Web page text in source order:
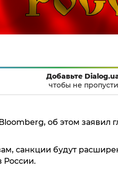
Добавьте
чтобы не
об этом заявил
санкции будут
России.